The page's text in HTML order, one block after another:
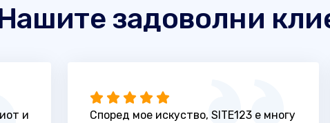
задоволни
и
Според мое искуство, SITE123 е многу